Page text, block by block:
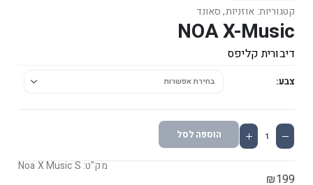
קטגוריות: אוזניות,סאונד
NOA X-Music
דיבורית קליפס
₪199
מק"ט: Noa X Music S
צבע
הוספה לסל